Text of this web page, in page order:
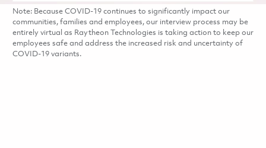
Note: Because COVID-19 continues to significantly impact our
communities, families and employees, our interview process may be
entirely virtual as Raytheon Technologies is taking action to keep our
employees safe and address the increased risk and uncertainty of
COVID-19 variants.